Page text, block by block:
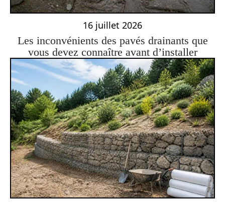
16 juillet 2026
Les inconvénients des pavés drainants que
vous devez connaître avant d’installer